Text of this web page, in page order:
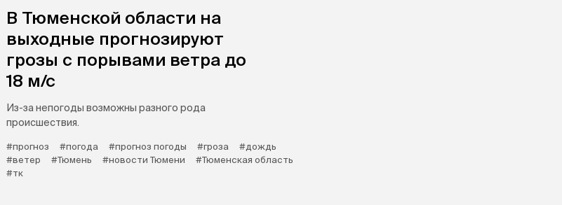
В Тюменской области на
выходные прогнозируют
грозы с порывами ветра до
18 м/с
Из-за непогоды возможны разного рода
происшествия.
#прогноз #погода #прогноз погоды #гроза
#дождь
#ветер
#Тюмень #новости Тюмени
#Тюменская область
#тк